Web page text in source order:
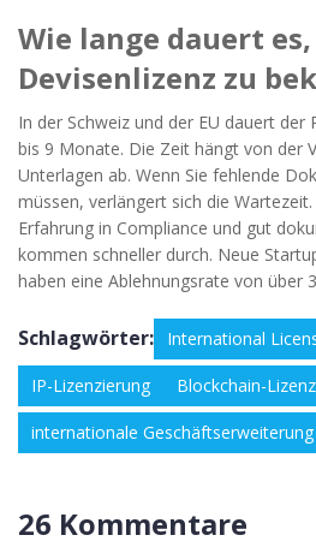
Wie lange dauert
Devisenlizenz zu
In der Schweiz und der EU dauert der
bis 9 Monate. Die Zeit hängt von der
Unterlagen ab. Wenn Sie fehlende
müssen, verlängert sich die
Erfahrung in Compliance und gut
kommen schneller durch. Neue
haben eine Ablehnungsrate von über
Schlagwörter: International
IP-Lizenzierung Blockchain-
internationale Geschäftserweiterung
26 Kommentare